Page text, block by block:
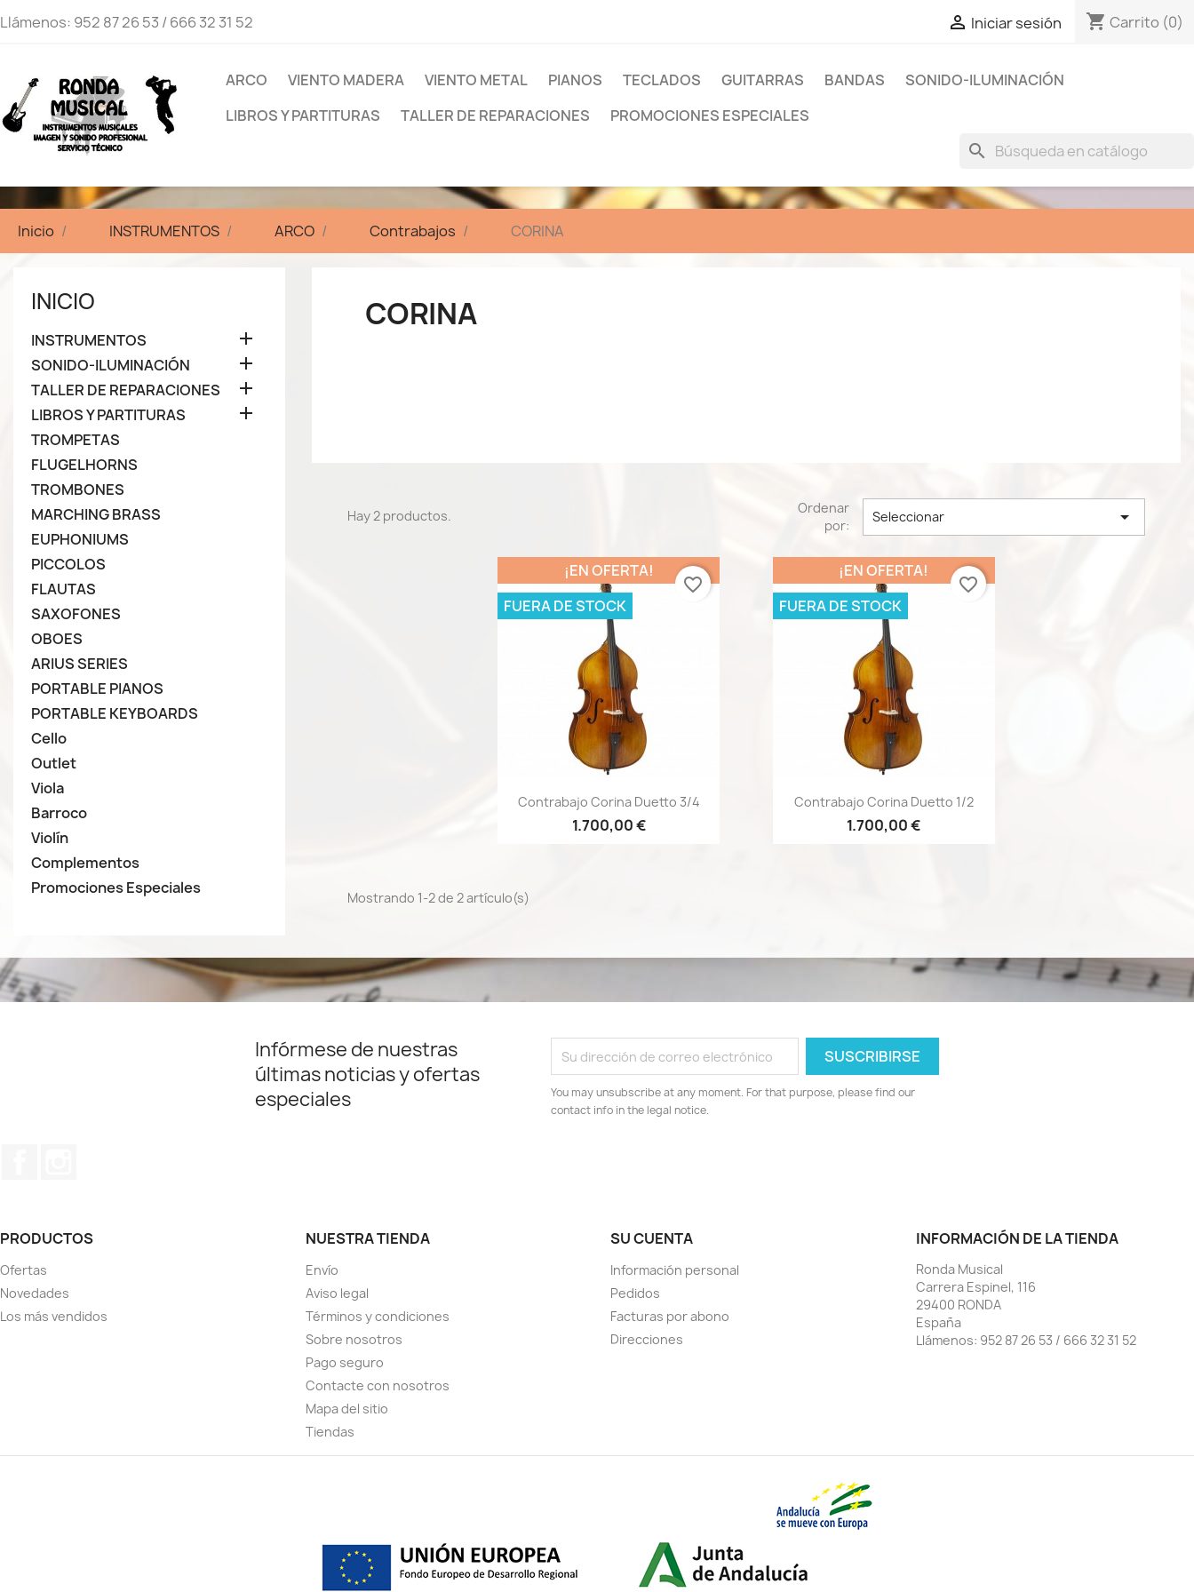
Llámenos: 952 87 26 53 / 666 32 31 52  Iniciar sesión shopping_cart Carrito (0)
ARCO VIENTO MADERA VIENTO METAL PIANOS TECLADOS GUITARRAS BANDAS
SONIDO-ILUMINACIÓN
LIBROS Y PARTITURAS
TALLER DE REPARACIONES PROMOCIONES ESPECIALES
search
Inicio INSTRUMENTOS ARCO Contrabajos CORINA
INICIO
INSTRUMENTOS 
SONIDO-ILUMINACIÓN 
TALLER DE REPARACIONES 
LIBROS Y PARTITURAS 
TROMPETAS
FLUGELHORNS
TROMBONES
MARCHING BRASS
EUPHONIUMS
PICCOLOS
FLAUTAS
SAXOFONES
OBOES
ARIUS SERIES
PORTABLE PIANOS
PORTABLE KEYBOARDS
Cello
Outlet
Viola
Barroco
Violín
Complementos
Promociones Especiales
CORINA
Hay 2 productos.
Ordenar
por:
Seleccionar 
Vista rápida
Contrabajo Corina Duetto 3/4
1.700,00 €
¡EN OFERTA!
FUERA DE STOCK
favorite_border
Vista rápida
Contrabajo Corina Duetto 1/2
1.700,00 €
¡EN OFERTA!
FUERA DE STOCK
favorite_border
Mostrando 1-2 de 2 artículo(s)
Infórmese de nuestras
últimas noticias y ofertas
especiales
You may unsubscribe at any moment. For that purpose, please find our
contact info in the legal notice.
PRODUCTOS
Ofertas
Novedades
Los más vendidos
NUESTRA TIENDA
Envío
Aviso legal
Términos y condiciones
Sobre nosotros
Pago seguro
Contacte con nosotros
Mapa del sitio
Tiendas
SU CUENTA
Información personal
Pedidos
Facturas por abono
Direcciones
INFORMACIÓN DE LA TIENDA
Ronda Musical
Carrera Espinel, 116
29400 RONDA
España
Llámenos: 952 87 26 53 / 666 32 31 52